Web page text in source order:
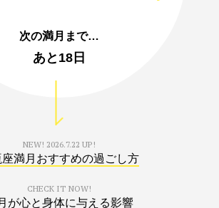
次の満月まで…
あと 18日
NEW! 2026.7.22 UP!
座満月おすすめの過ごし方
CHECK IT NOW!
が心と身体に与える影響